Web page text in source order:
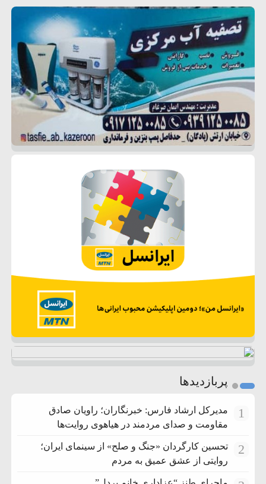
پربازدیدها
1
مدیرکل ارشاد فارس: خبرنگاران؛ راویان صادق
مقاومت و صدای مردمند در هیاهوی روایت‌ها
2
تحسین کارگردان «جنگ و صلح» از سینمای ایران؛
روایتی از عشق عمیق به مردم